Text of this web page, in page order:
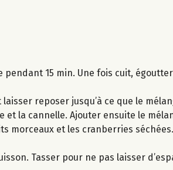
15 min. Une fois cuit,
reposer jusqu’à ce que le
et la cannelle. Ajouter ensuite le
morceaux et les cranberries
Tasser pour ne pas laisser